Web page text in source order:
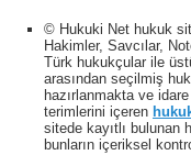
© Hukuki Net hukuk
Hakimler, Savcılar,
Türk hukukçular ile
arasından seçilmiş
hazırlanmakta ve
terimlerini içeren
sitede kayıtlı bulunan
bunların içeriksel